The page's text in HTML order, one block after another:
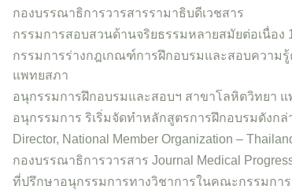
กองบรรณาธิการวารสารรามาธิบดีเวชสาร
กรรมการสอบสวนด้านจริยธรรมหลายสมัยต่อเนื่อง
กรรมการร่างกฎเกณฑ์การฝึกอบรมและสอบความ
แพทยสภา
อนุกรรมการฝึกอบรมและสอบฯ สาขาโลหิตวิทยา
อนุกรรมการ ริเริ่มจัดทำหลักสูตรการฝึกอบรมดังก
Director, National Member Organization –
กองบรรณาธิการวารสาร Journal Medical
ที่ปรึกษาอนุกรรมการทางวิชาการในคณะกรรมกา